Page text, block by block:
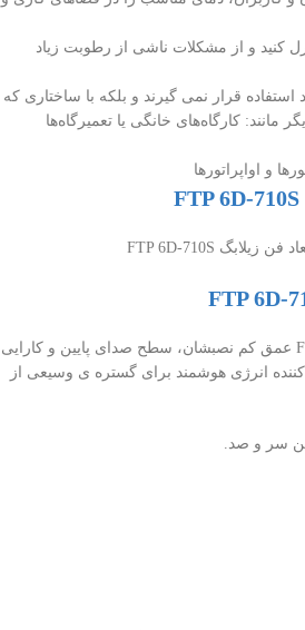
کنید و از مشکلات ناشی از رطوبت زیاد
قرار نمی گیرند و بلکه با ساختاری که
مانند: کارگاه‌های خانگی یا تعمیرگاه‌ها
و اواپراتورها
برترین مزیت فن FTP 6D-710S عمق کم نصبشان، سطح صدای پایین و کارایی
انرژی هوشمند برای گستره ی وسیعی از
سر و صد.